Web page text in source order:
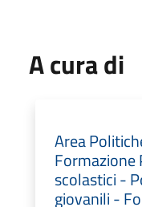
A cura di
Area
Formazione
scolastici -
giovanili -